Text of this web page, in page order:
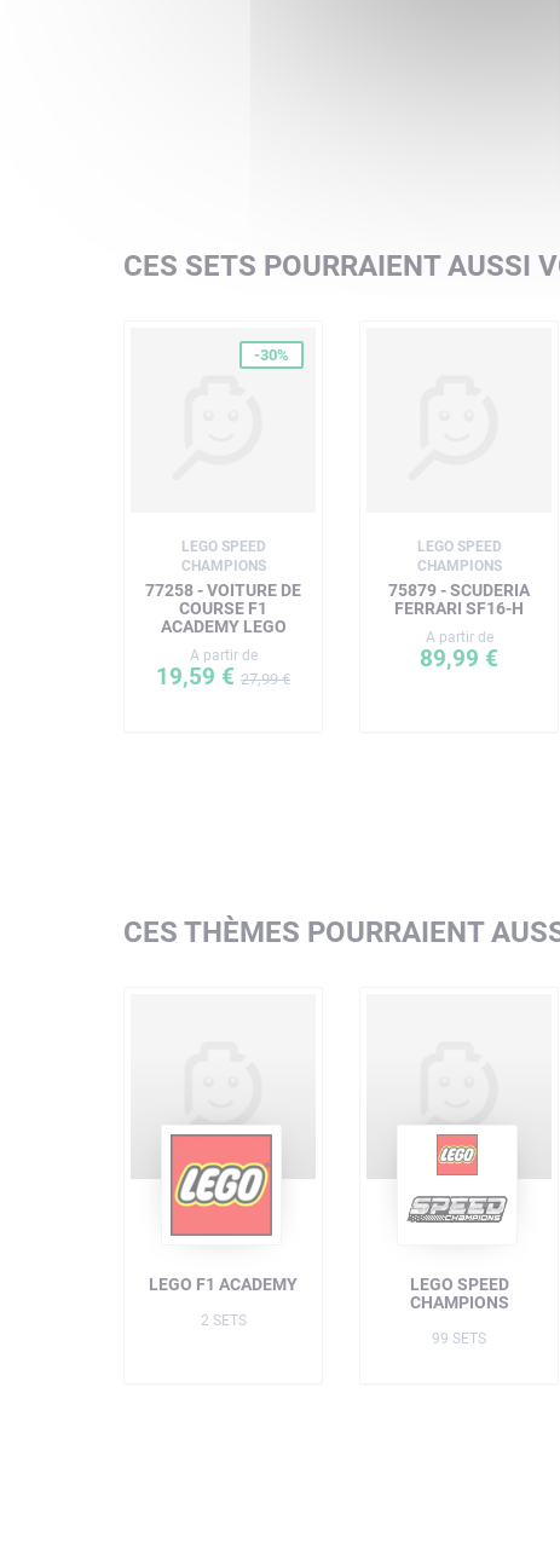
CES SETS POURRAIENT AUSSI
-30%
LEGO SPEED
CHAMPIONS
77258 - VOITURE DE
COURSE F1
ACADEMY LEGO
A partir de
19,59 € 27,99 €
LEGO SPEED
CHAMPIONS
75879 - SCUDERIA
FERRARI SF16-H
A partir de
89,99 €
CES THÈMES POURRAIENT
LEGO F1 ACADEMY
2 SETS
LEGO SPEED
CHAMPIONS
99 SETS